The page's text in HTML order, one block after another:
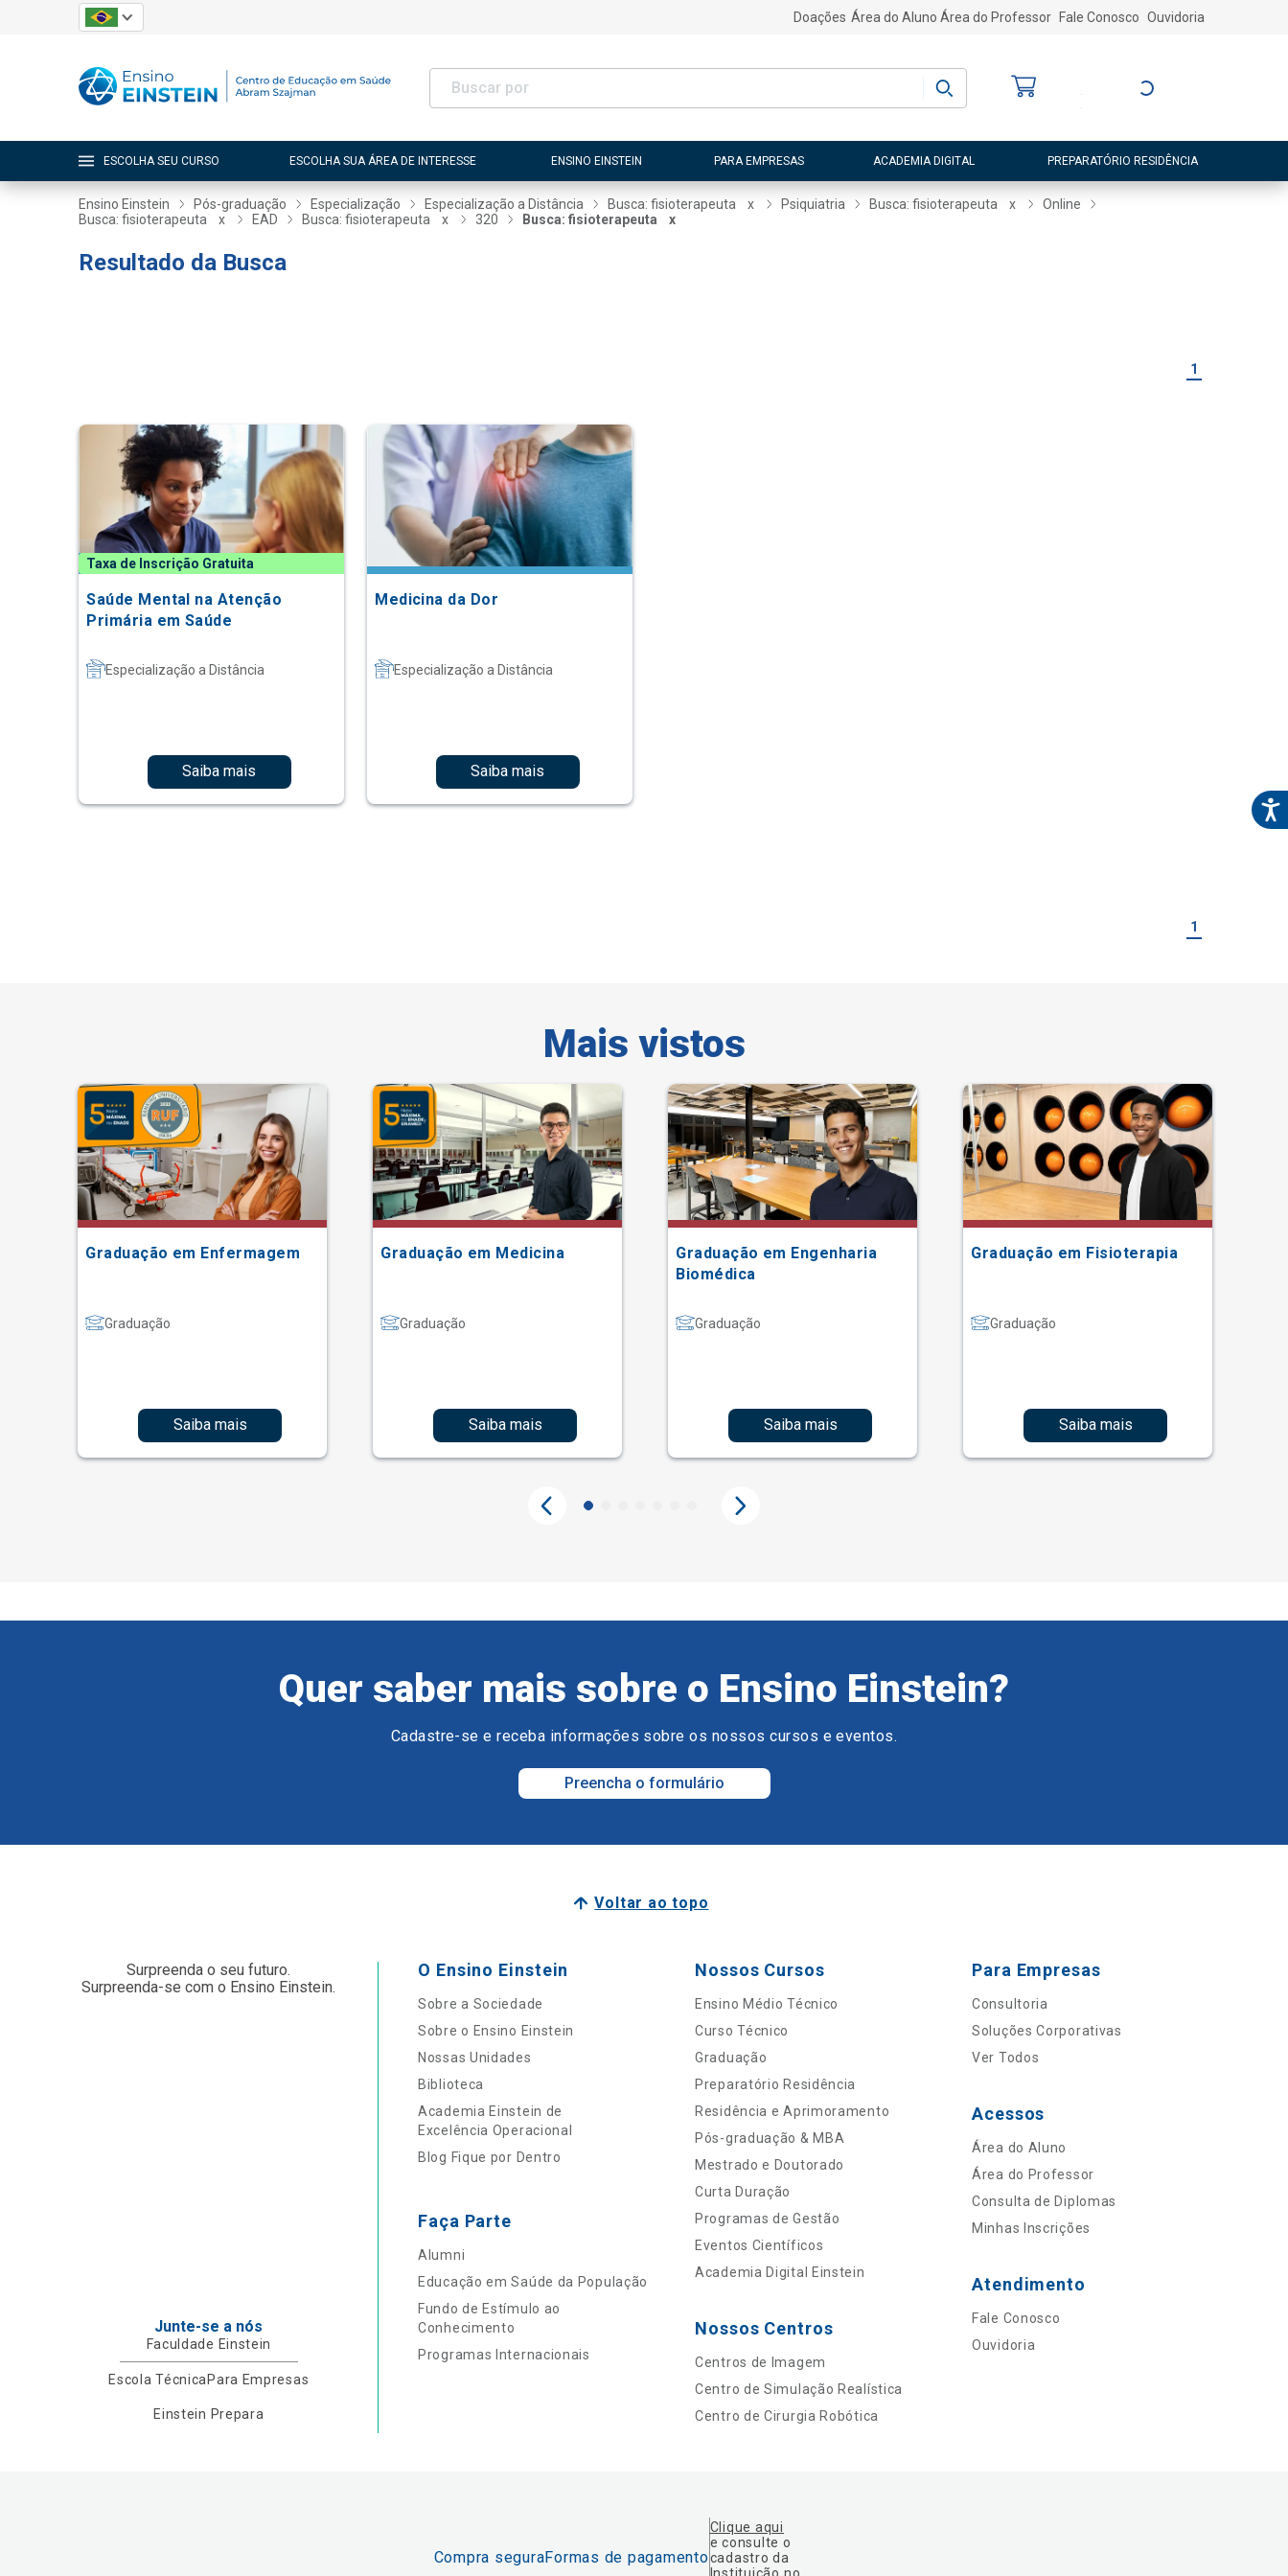
Doações Área do Aluno Área do Professor Fale Conosco Ouvidoria
Entre ou Cadastre-
ESCOLHA SEU CURSO ESCOLHA SUA ÁREA DE INTERESSE ENSINO EINSTEIN PARA EMPRESAS ACADEMIA DIGITAL PREPARATÓRIO RESIDÊNCIA
Ensino Einstein Pós-graduação Especialização Especialização a Distância Busca: fisioterapeuta x Psiquiatria Busca: fisioterapeuta x
Online
Busca: fisioterapeuta
x EAD Busca: fisioterapeuta x 320 Busca: fisioterapeuta x
Resultado da Busca
1
Taxa de Inscrição Gratuita
Saúde Mental na Atenção
Primária em Saúde
Especialização a Distância
Saiba mais
Medicina da Dor
Especialização a Distância
Saiba mais
1
Mais vistos
Graduação em Enfermagem
Graduação
Saiba mais
Graduação em Medicina
Graduação
Saiba mais
Graduação em Engenharia
Biomédica
Graduação
Saiba mais
Graduação em Fisioterapia
Graduação
Saiba mais
Quer saber mais sobre o Ensino Einstein?
Cadastre-se e receba informações sobre os nossos cursos e eventos.
Preencha o formulário
Voltar ao topo
Surpreenda o seu futuro.
Surpreenda-se com o Ensino Einstein.
Junte-se a nós
Faculdade Einstein
Escola Técnica Para Empresas
Einstein Prepara
O Ensino Einstein
Sobre a Sociedade
Sobre o Ensino Einstein
Nossas Unidades
Biblioteca
Academia Einstein de
Excelência Operacional
Blog Fique por Dentro
Faça Parte
Alumni
Educação em Saúde da População
Fundo de Estímulo ao
Conhecimento
Programas Internacionais
Nossos Cursos
Ensino Médio Técnico
Curso Técnico
Graduação
Preparatório Residência
Residência e Aprimoramento
Pós-graduação & MBA
Mestrado e Doutorado
Curta Duração
Programas de Gestão
Eventos Científicos
Academia Digital Einstein
Nossos Centros
Centros de Imagem
Centro de Simulação Realística
Centro de Cirurgia Robótica
Para Empresas
Consultoria
Soluções Corporativas
Ver Todos
Acessos
Área do Aluno
Área do Professor
Consulta de Diplomas
Minhas Inscrições
Atendimento
Fale Conosco
Ouvidoria
Compra seguraFormas de pagamento
Clique aqui
e consulte o
cadastro da